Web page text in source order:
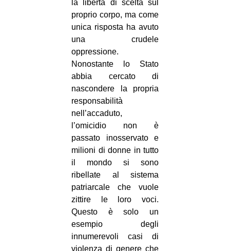
la libertà di scelta sul
proprio corpo, ma come
unica risposta ha avuto
una crudele
oppressione.
Nonostante lo Stato
abbia cercato di
nascondere la propria
responsabilità
nell’accaduto,
l’omicidio non è
passato inosservato e
milioni di donne in tutto
il mondo si sono
ribellate al sistema
patriarcale che vuole
zittire le loro voci.
Questo è solo un
esempio degli
innumerevoli casi di
violenza di genere che